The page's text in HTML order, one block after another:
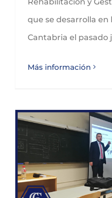
que se desarrolla en
Cantabria el pasado
Más información